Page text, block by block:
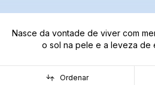
Nasce da vontade de viver com
o sol na pele e a leveza de
Ordenar